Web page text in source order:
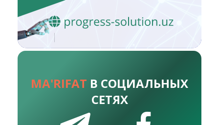
MA'RIFAT В СОЦИАЛЬНЫХ
СЕТЯХ